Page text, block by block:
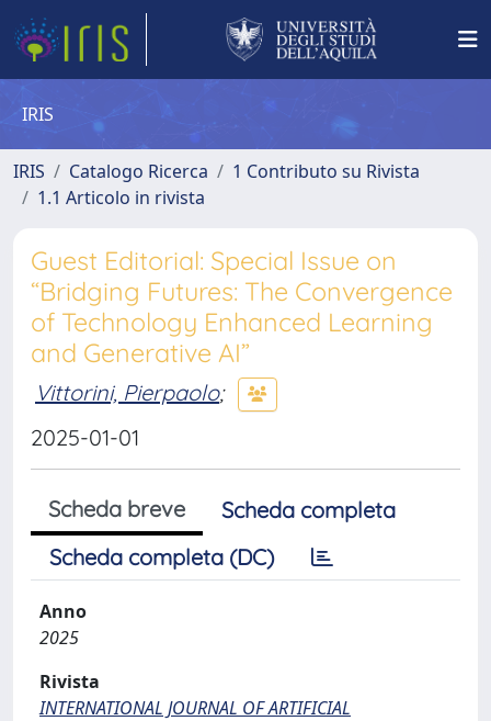
IRIS
IRIS Catalogo Ricerca
1 Contributo su Rivista
1.1 Articolo in rivista
Guest Editorial: Special Issue on
“Bridging Futures: The Convergence
of Technology Enhanced Learning
and Generative AI”
Vittorini, Pierpaolo;
2025-01-01
Scheda breve
Scheda completa
Scheda completa (DC)
Anno
2025
Rivista
INTERNATIONAL JOURNAL OF ARTIFICIAL